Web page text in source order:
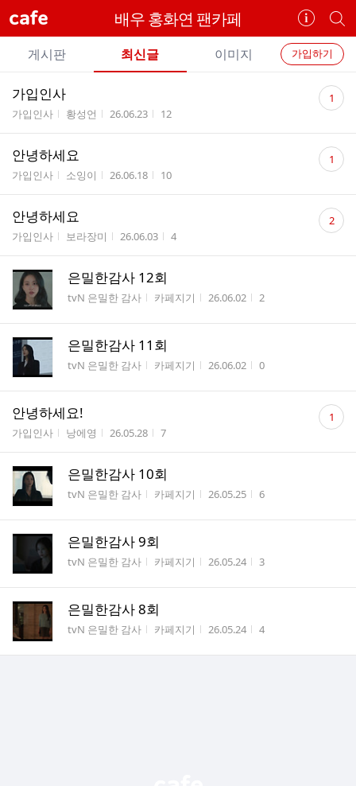
cafe 배우 홍화연 팬카페
카
페
정
보
개
별
카
페
검
색
카
페
메
뉴
가입하기
게시판 최신글 이미지
체
글
리
가입인사
게시판명
가입인사 작성자
황성언 작성시간
26.06.23 조회수
12
댓
글 1
안녕하세요
게시판명
가입인사 작성자
소잉이 작성시간
26.06.18 조회수
10
댓
글 1
안녕하세요
게시판명
가입인사 작성자
보라장미 작성시간
26.06.03 조회수
4
댓
글 2
은밀한감사 12회
게시판명
tvN 은밀한 감사 작성자
카페지기 작성시간
26.06.02 조회수
2
은밀한감사 11회
게시판명
tvN 은밀한 감사 작성자
카페지기 작성시간
26.06.02 조회수
0
안녕하세요!
게시판명
가입인사 작성자
낭에영 작성시간
26.05.28 조회수
7
댓
글 1
은밀한감사 10회
게시판명
tvN 은밀한 감사 작성자
카페지기 작성시간
26.05.25 조회수
6
은밀한감사 9회
게시판명
tvN 은밀한 감사 작성자
카페지기 작성시간
26.05.24 조회수
3
은밀한감사 8회
게시판명
tvN 은밀한 감사 작성자
카페지기 작성시간
26.05.24 조회수
4